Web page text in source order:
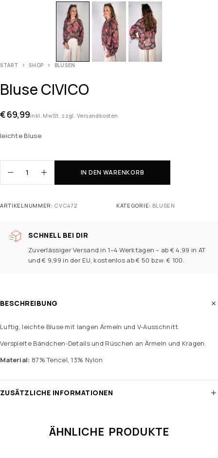
START SHOP BLUSEN
Bluse CIVICO
€69,99inkl. MwSt. zzgl. Versandkosten
leichte Bluse
IN DEN WARENKORB
ARTIKELNUMMER: CVC472 KATEGORIE: BLUSEN
SCHNELL BEI DIR
Zuverlässiger Versand in 1–4 Werktagen – ab € 4,99 in AT
und € 9,99 in der EU, kostenlos ab € 50 bzw. € 100.
BESCHREIBUNG
Luftig, leichte Bluse mit langen Ärmeln und V-Ausschnitt.
Verspielte Bändchen-Details und Rüschen an Ärmeln und Kragen.
Material: 87% Tencel, 13% Nylon
ZUSÄTZLICHE INFORMATIONEN
ÄHNLICHE PRODUKTE